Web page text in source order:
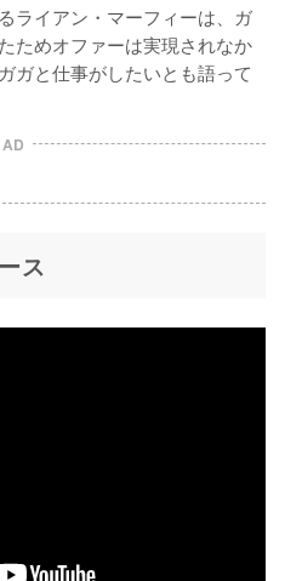
ライアン・マーフィーは、ガ
ためオファーは実現されなか
ガと仕事がしたいとも語って
AD
ス